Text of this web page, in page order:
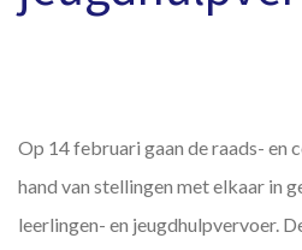
Op 14 februari gaan de raads- en
hand van stellingen met elkaar in
leerlingen- en jeugdhulpvervoer.